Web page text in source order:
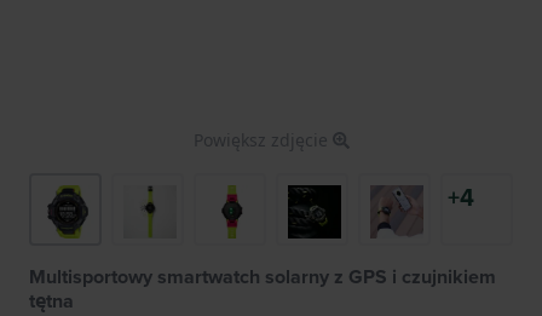
Powiększ zdjęcie
+4
Multisportowy smartwatch solarny z GPS i czujnikiem
tętna